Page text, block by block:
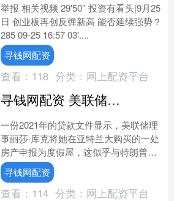
举报 相关视频 29'50'' 投资有看头|9月25
日 创业板再创反弹新高 能否延续强势？
285 09-25 16:57 03'....
寻钱网配资
查看： 118 分类： 网上配资平台
寻钱网配资 美联储库克据报将第二套房产申报为度假屋 与特朗普政府的指控相矛盾
一份2021年的贷款文件显示，美联储理
事丽莎·库克将她在亚特兰大购买的一处
房产申报为度假屋，这似乎与特朗普政
府指控她犯有抵押贷款欺诈的说法相矛
盾。 一家信用合作....
寻钱网配资
查看： 114 分类： 网上配资平台